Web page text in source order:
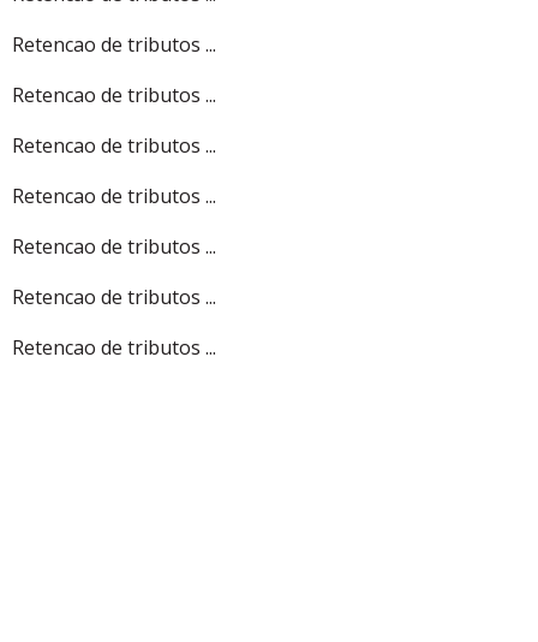
Retencao de tributos ...
Retencao de tributos ...
Retencao de tributos ...
Retencao de tributos ...
Retencao de tributos ...
Retencao de tributos ...
Retencao de tributos ...